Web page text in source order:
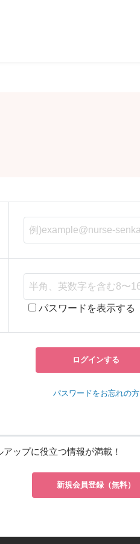
パスワードを表示する
ログインする
パスワードをお忘れの方
ップに役立つ情報が満載！
新規会員登録（無料）